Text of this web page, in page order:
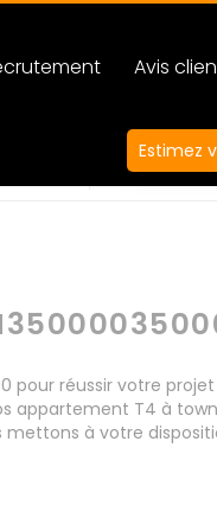
Avis
Estimez
pour réussir votre
appartement T4 à
à votre